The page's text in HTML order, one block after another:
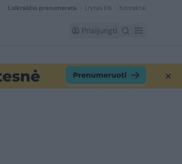
Laikraščio prenumerata Lrytas EN Kontaktai
Prisijungti